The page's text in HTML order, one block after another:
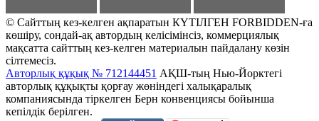
© Сайттың кез-келген ақпаратын КҮТІЛГЕН FORBIDDEN-ға
көшіру, сондай-ақ автордың келісімінсіз, коммерциялық
мақсатта сайттың кез-келген материалын пайдалану көзін
сілтемесіз.
Авторлық құқық № 712144451 АҚШ-тың Нью-Йорктегі
авторлық құқықты қорғау жөніндегі халықаралық
компаниясында тіркелген Берн конвенциясы бойынша
кепілдік берілген.